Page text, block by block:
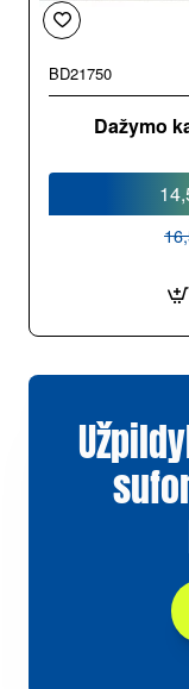
BD21750
Dažymo